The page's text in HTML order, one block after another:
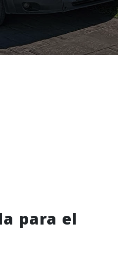
para el